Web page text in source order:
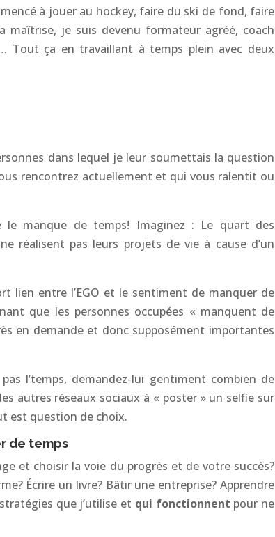
à jouer au hockey, faire du ski de fond, faire
maîtrise, je suis devenu formateur agréé, coach
Tout ça en travaillant à temps plein avec deux
dans lequel je leur soumettais la question
rencontrez actuellement et qui vous ralentit ou
manque de temps! Imaginez : Le quart des
réalisent pas leurs projets de vie à cause d’un
lien entre l’EGO et le sentiment de manquer de
que les personnes occupées « manquent de
en demande et donc supposément importantes
l’temps, demandez-lui gentiment combien de
autres réseaux sociaux à « poster » un selfie sur
est question de choix.
de temps
et choisir la voie du progrès et de votre succès?
Écrire un livre? Bâtir une entreprise? Apprendre
que j’utilise et qui fonctionnent pour ne